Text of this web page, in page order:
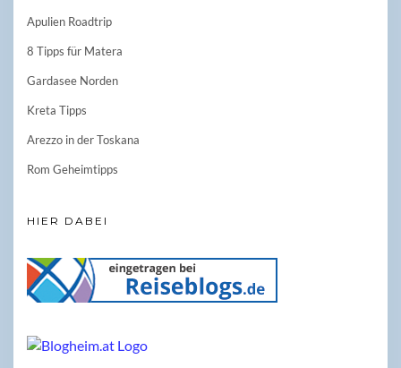
Apulien Roadtrip
8 Tipps für Matera
Gardasee Norden
Kreta Tipps
Arezzo in der Toskana
Rom Geheimtipps
HIER DABEI